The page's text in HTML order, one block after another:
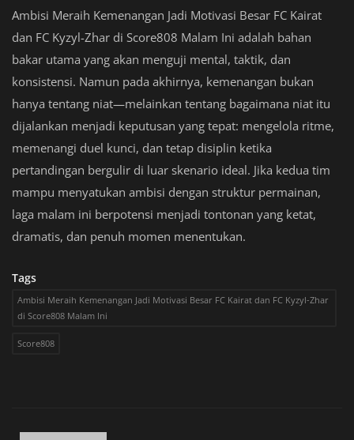
Ambisi Meraih Kemenangan Jadi Motivasi Besar FC Kairat
dan FC Kyzyl-Zhar di Score808 Malam Ini adalah bahan
bakar utama yang akan menguji mental, taktik, dan
konsistensi. Namun pada akhirnya, kemenangan bukan
hanya tentang niat—melainkan tentang bagaimana niat itu
dijalankan menjadi keputusan yang tepat: mengelola ritme,
memenangi duel kunci, dan tetap disiplin ketika
pertandingan bergulir di luar skenario ideal. Jika kedua tim
mampu menyatukan ambisi dengan struktur permainan,
laga malam ini berpotensi menjadi tontonan yang ketat,
dramatis, dan penuh momen menentukan.
Tags
Ambisi Meraih Kemenangan Jadi Motivasi Besar FC Kairat dan FC Kyzyl-Zhar
di Score808 Malam Ini
Score808